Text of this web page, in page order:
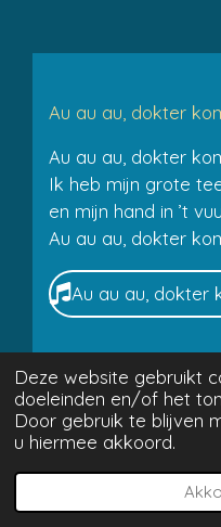
Deze website gebruikt
doeleinden en/of het
Door gebruik te blijven
u hiermee akkoord.
Au au au, dokter
Au au au, dokter
Ik heb mijn grote
en mijn hand in ’t
Au au au, dokter
Au au au, dokter
Opa Bakkebaard is
Opa Bakkebaard is